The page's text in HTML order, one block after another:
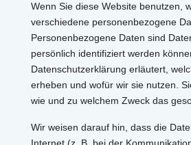
Wenn Sie diese Website benutzen,
verschiedene personenbezogene
Personenbezogene Daten sind
persönlich identifiziert werden
Datenschutzerklärung erläutert,
erheben und wofür wir sie nutzen.
wie und zu welchem Zweck das
Wir weisen darauf hin, dass die